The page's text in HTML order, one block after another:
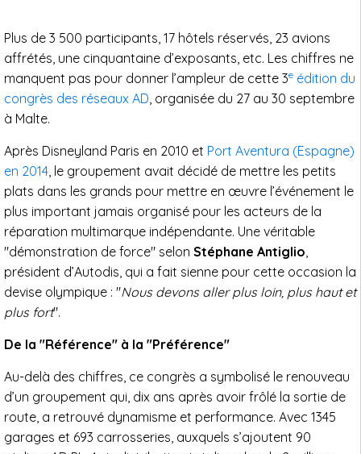
Plus de 3 500 participants, 17 hôtels réservés, 23 avions
affrétés, une cinquantaine d’exposants, etc. Les chiffres ne
manquent pas pour donner l’ampleur de cette 3e édition du
congrès des réseaux AD , organisée du 27 au 30 septembre
à Malte.
Après Disneyland Paris en 2010 et Port Aventura (Espagne)
en 2014 , le groupement avait décidé de mettre les petits
plats dans les grands pour mettre en œuvre l’événement le
plus important jamais organisé pour les acteurs de la
réparation multimarque indépendante. Une véritable
"démonstration de force" selon Stéphane Antiglio
président d’Autodis, qui a fait sienne pour cette occasion la
devise olympique : "Nous devons aller plus loin, plus haut et
plus fort".
De la "Référence" à la "Préférence"
Au-delà des chiffres, ce congrès a symbolisé le renouveau
d’un groupement qui, dix ans après avoir frôlé la sortie de
route, a retrouvé dynamisme et performance. Avec 1345
garages et 693 carrosseries, auxquels s’ajoutent 90